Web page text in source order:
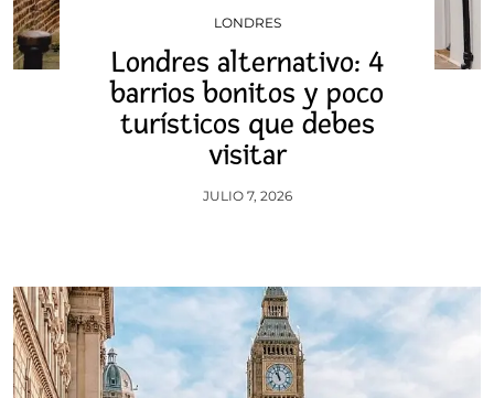
LONDRES
Londres alternativo: 4
barrios bonitos y poco
turísticos que debes
visitar
JULIO 7, 2026